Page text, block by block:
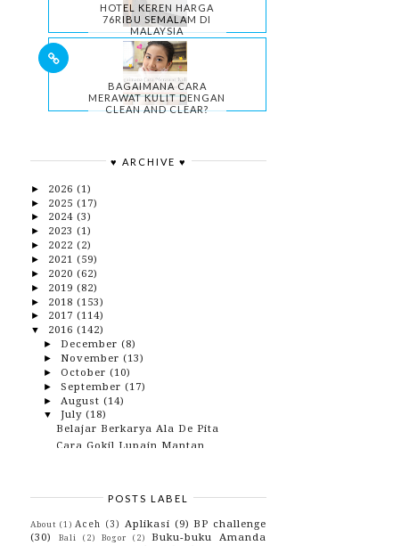
HOTEL KEREN HARGA
76RIBU SEMALAM DI
MALAYSIA
BAGAIMANA CARA
MERAWAT KULIT DENGAN
CLEAN AND CLEAR?
♥ ARCHIVE ♥
► 2026 (1)
► 2025 (17)
► 2024 (3)
► 2023 (1)
► 2022 (2)
► 2021 (59)
► 2020 (62)
► 2019 (82)
► 2018 (153)
► 2017 (114)
▼ 2016 (142)
► December (8)
► November (13)
► October (10)
► September (17)
► August (14)
▼ July (18)
Belajar Berkarya Ala De Pita
Cara Gokil Lupain Mantan
Hotel Murah Di Jakarta Yang Dekat
Dengan Museum Ba...
POSTS LABEL
About (1) Aceh (3) Aplikasi (9) BP challenge
(30)
Bali (2) Bogor (2)
Buku-buku Amanda